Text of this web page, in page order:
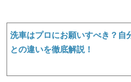
洗車はプロにお願いすべき？自
との違いを徹底解説！